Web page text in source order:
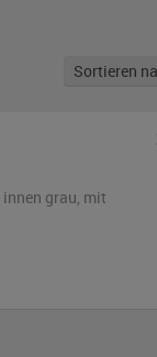
innen grau, mit